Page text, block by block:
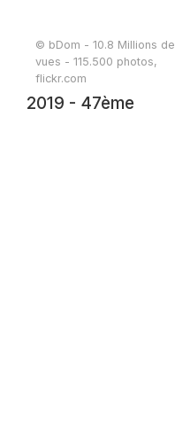
© bDom - 10.8 Millions de
vues - 115.500 photos,
flickr.com
2019 - 47ème